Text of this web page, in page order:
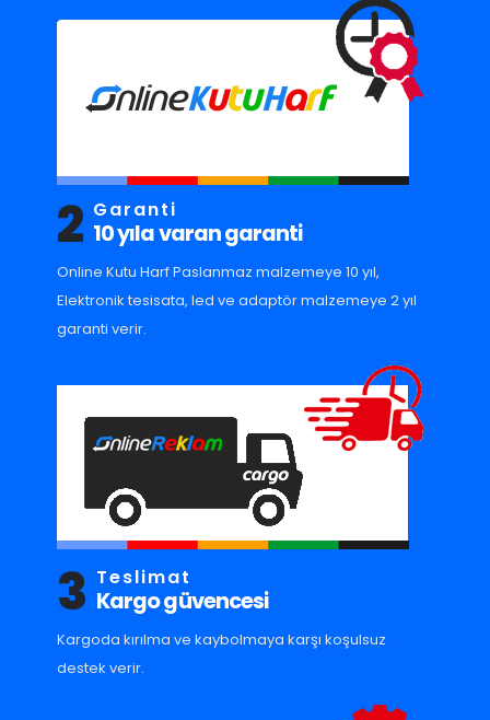
2 Garanti
10 yıla varan garanti
Online Kutu Harf Paslanmaz malzemeye 10 yıl,
Elektronik tesisata, led ve adaptör malzemeye 2 yıl
garanti verir.
3 Teslimat
Kargo güvencesi
Kargoda kırılma ve kaybolmaya karşı koşulsuz
destek verir.